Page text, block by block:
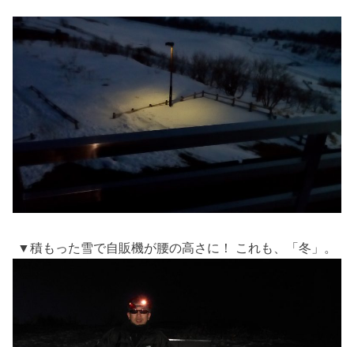
▼積もった雪で自販機が腰の高さに！ これも、「冬」。